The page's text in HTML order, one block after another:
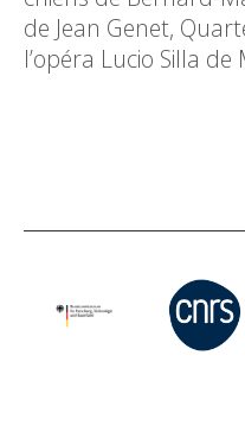
de Jean Genet,
l’opéra Lucio Silla de